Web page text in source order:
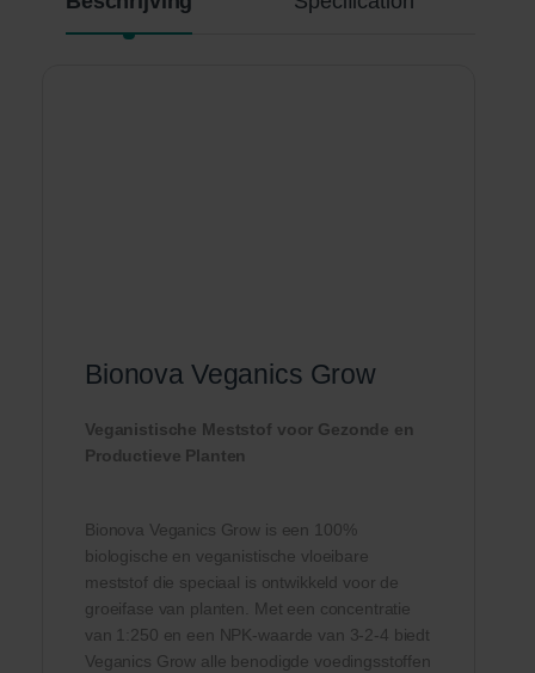
Bionova Veganics Grow
Veganistische Meststof voor Gezonde en
Productieve Planten
Bionova Veganics Grow is een 100%
biologische en veganistische vloeibare
meststof die speciaal is ontwikkeld voor de
groeifase van planten. Met een concentratie
van 1:250 en een NPK-waarde van 3-2-4 biedt
Veganics Grow alle benodigde voedingsstoffen